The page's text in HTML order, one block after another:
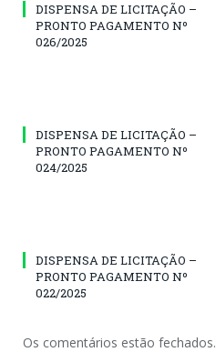
DISPENSA DE LICITAÇÃO –
PRONTO PAGAMENTO Nº
026/2025
DISPENSA DE LICITAÇÃO –
PRONTO PAGAMENTO Nº
024/2025
DISPENSA DE LICITAÇÃO –
PRONTO PAGAMENTO Nº
022/2025
Os comentários estão fechados.